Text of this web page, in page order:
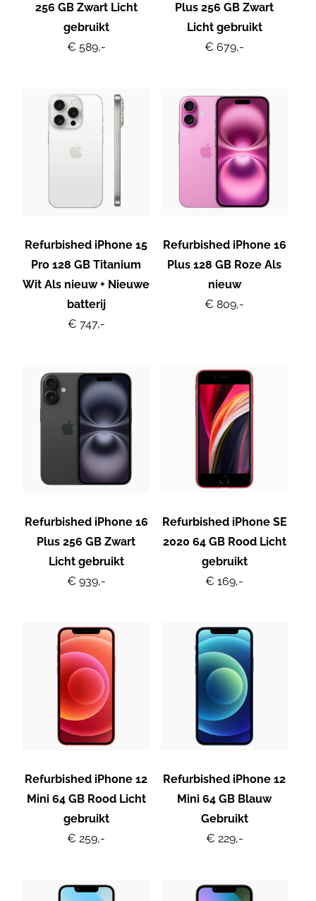
256 GB Zwart Licht
gebruikt
€ 589,-
Plus 256 GB Zwart
Licht gebruikt
€ 679,-
Refurbished iPhone 15
Pro 128 GB Titanium
Wit Als nieuw + Nieuwe
batterij
€ 747,-
Refurbished iPhone 16
Plus 128 GB Roze Als
nieuw
€ 809,-
Refurbished iPhone 16
Plus 256 GB Zwart
Licht gebruikt
€ 939,-
Refurbished iPhone SE
2020 64 GB Rood Licht
gebruikt
€ 169,-
Refurbished iPhone 12
Mini 64 GB Rood Licht
gebruikt
€ 259,-
Refurbished iPhone 12
Mini 64 GB Blauw
Gebruikt
€ 229,-